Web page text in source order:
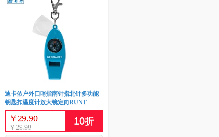
迪卡侬户外口哨指南针指北针多功能
钥匙扣温度计放大镜定向RUNT
￥ 29.90
￥ 29.90
10折